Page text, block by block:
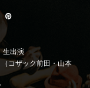
生出演
コザック前田・山本